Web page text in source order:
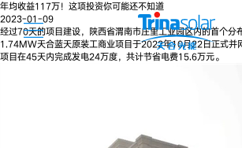
年均收益117万！这项投资你可能还不知道
2023-01-09
经过70天的项目建设，陕西省渭南市庄里工业园区内的首个
1.74MW天合蓝天原装工商业项目于2022年10月22日正式并
项目在45天内完成发电24万度，共计节省电费15.6万元。